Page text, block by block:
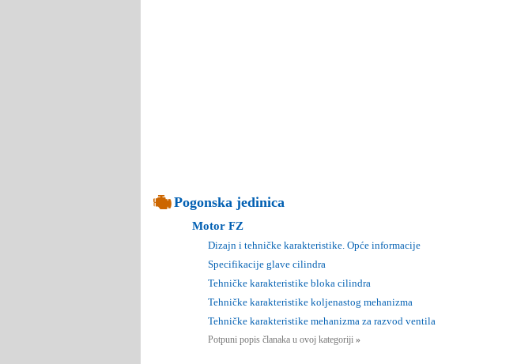
Pogonska jedinica
Motor FZ
Dizajn i tehničke karakteristike. Opće informacije
Specifikacije glave cilindra
Tehničke karakteristike bloka cilindra
Tehničke karakteristike koljenastog mehanizma
Tehničke karakteristike mehanizma za razvod ventila
Potpuni popis članaka u ovoj kategoriji »